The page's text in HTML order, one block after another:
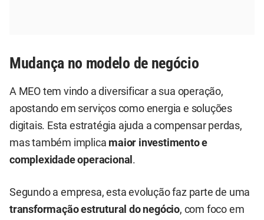
Mudança no modelo de negócio
A MEO tem vindo a diversificar a sua operação,
apostando em serviços como energia e soluções
digitais. Esta estratégia ajuda a compensar perdas,
mas também implica maior investimento e
complexidade operacional .
Segundo a empresa, esta evolução faz parte de uma
transformação estrutural do negócio, com foco em